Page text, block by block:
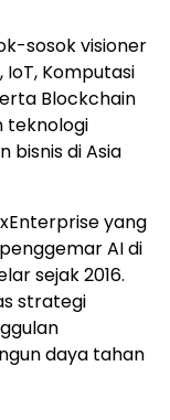
sosok visioner
IoT, Komputasi
Blockchain
teknologi
bisnis di Asia
yang
AI di
sejak 2016.
strategi
daya tahan